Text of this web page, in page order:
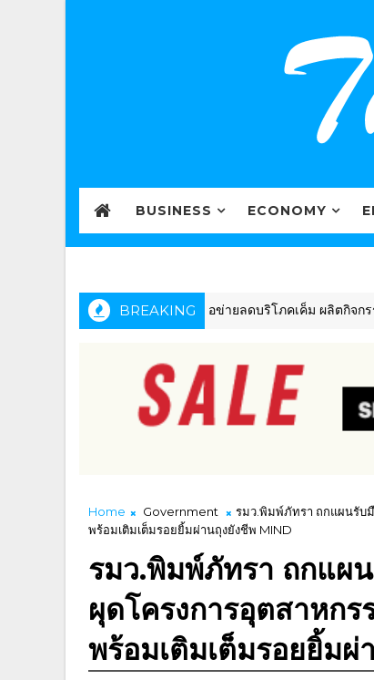
BUSINESS ECONOMY
BREAKING
HEALTHCARE เครือข่ายลดบริโภคเค็ม ผลิตกิจกรรมสื่อสร้า
Home Government
รมว.พิมพ์ภัทรา ถกแผนรับ
พร้อมเติมเต็มรอยยิ้มผ่านถุงยังชีพ MIND
รมว.พิมพ์ภัทรา ถกแผ
ผุดโครงการอุตสาหก
พร้อมเติมเต็มรอยยิ้ม